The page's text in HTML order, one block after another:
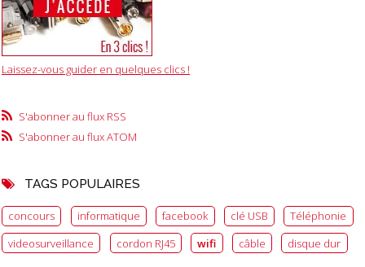
Laissez-vous guider en quelques clics !
S'abonner au flux RSS
S'abonner au flux ATOM
TAGS POPULAIRES
concours informatique facebook clé USB
Téléphonie
videosurveillance
cordon RJ45 wifi câble disque dur